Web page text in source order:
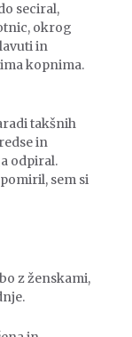
seciral,
okrog
in
kopnima.
takšnih
in
odpiral.
sem si
z ženskami,